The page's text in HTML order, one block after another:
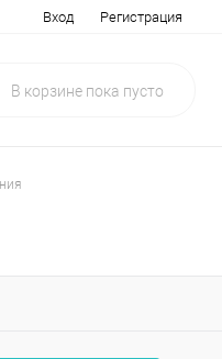
Вход Регистрация
В корзине пока пусто